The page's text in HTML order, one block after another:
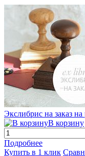
Экслибрис на заказ на
В корзину
Подробнее
Купить в 1 клик